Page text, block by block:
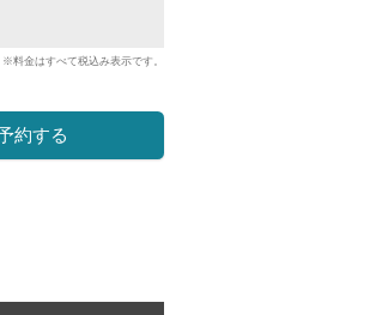
※料金はすべて税込み表示です。
約する